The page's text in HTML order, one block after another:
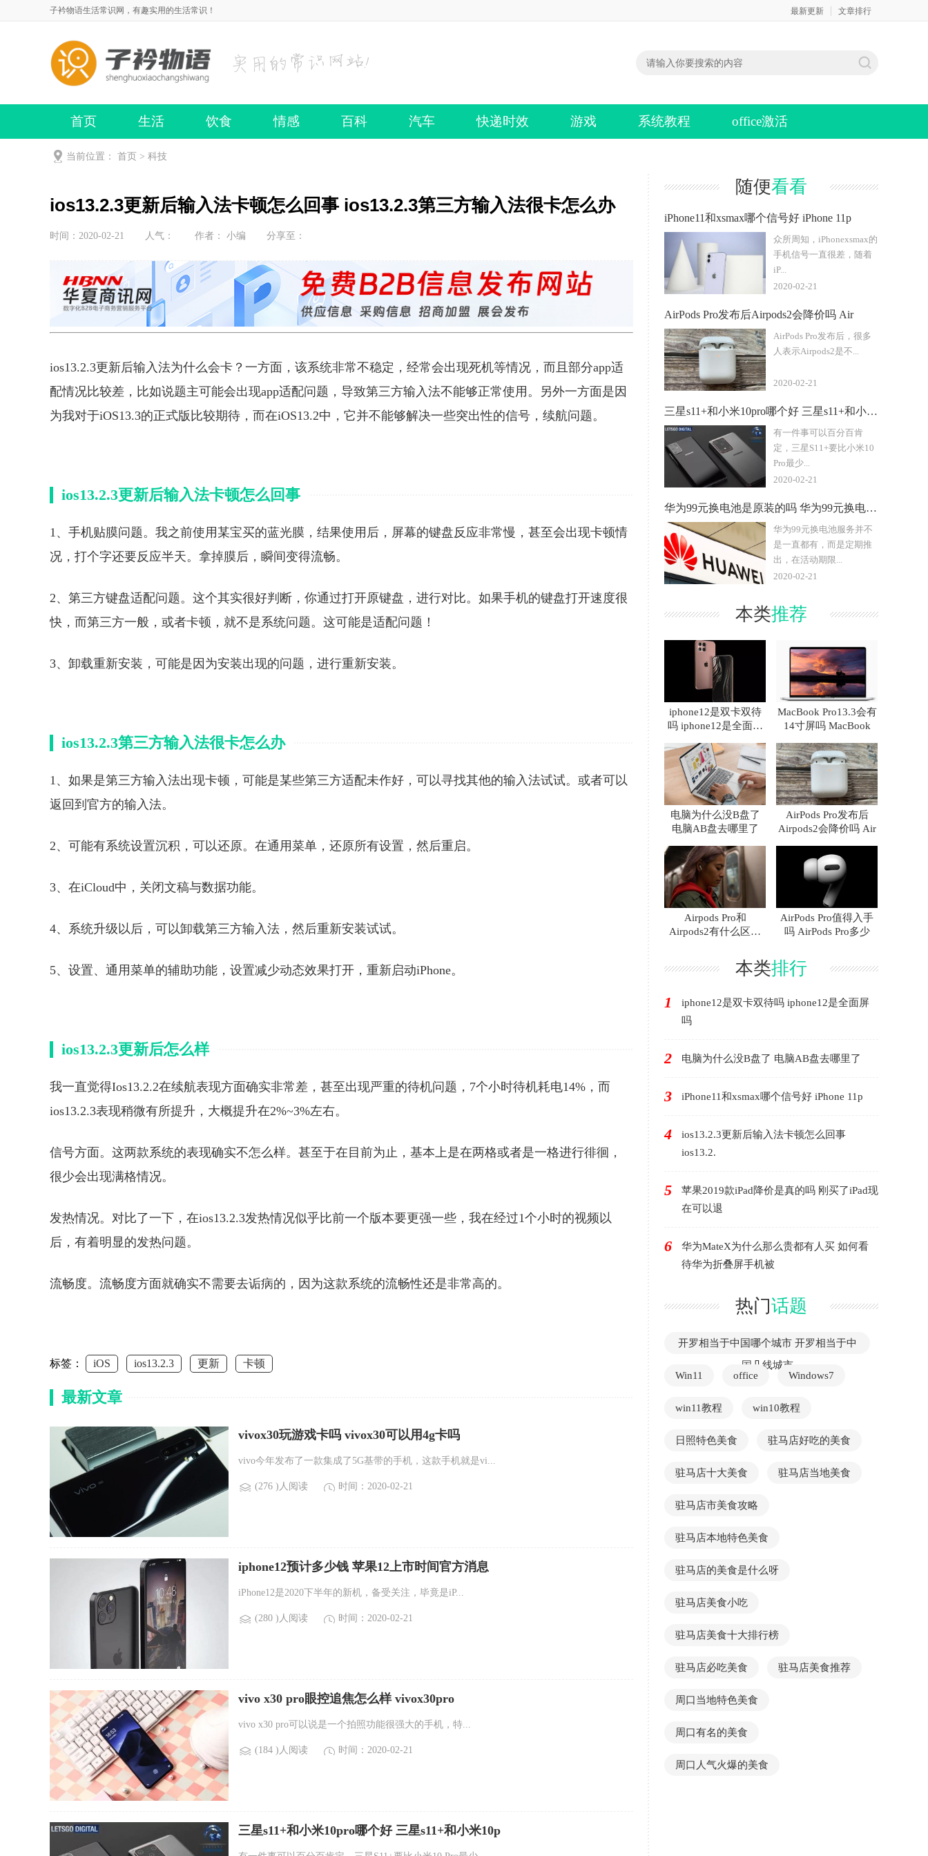
子衿物语生活常识网，有趣实用的生活常识！ 最新更新 文章排行
首页 生活 饮食 情感 百科 汽车 快递时效 游戏 系统教程 office激活
当前位置： 首页 > 科技
ios13.2.3更新后输入法卡顿怎么回事 ios13.2.3第三方输入法很卡怎么办
时间：2020-02-21 人气： 作者： 小编 分享至：
ios13.2.3更新后输入法为什么会卡？一方面，该系统非常不稳定，经常会出现死机等情况，而且部分app适
配情况比较差，比如说题主可能会出现app适配问题，导致第三方输入法不能够正常使用。另外一方面是因
为我对于iOS13.3的正式版比较期待，而在iOS13.2中，它并不能够解决一些突出性的信号，续航问题。
ios13.2.3更新后输入法卡顿怎么回事
1、手机贴膜问题。我之前使用某宝买的蓝光膜，结果使用后，屏幕的键盘反应非常慢，甚至会出现卡顿情
况，打个字还要反应半天。拿掉膜后，瞬间变得流畅。
2、第三方键盘适配问题。这个其实很好判断，你通过打开原键盘，进行对比。如果手机的键盘打开速度很
快，而第三方一般，或者卡顿，就不是系统问题。这可能是适配问题！
3、卸载重新安装，可能是因为安装出现的问题，进行重新安装。
ios13.2.3第三方输入法很卡怎么办
1、如果是第三方输入法出现卡顿，可能是某些第三方适配未作好，可以寻找其他的输入法试试。或者可以
返回到官方的输入法。
2、可能有系统设置沉积，可以还原。在通用菜单，还原所有设置，然后重启。
3、在iCloud中，关闭文稿与数据功能。
4、系统升级以后，可以卸载第三方输入法，然后重新安装试试。
5、设置、通用菜单的辅助功能，设置减少动态效果打开，重新启动iPhone。
ios13.2.3更新后怎么样
我一直觉得Ios13.2.2在续航表现方面确实非常差，甚至出现严重的待机问题，7个小时待机耗电14%，而
ios13.2.3表现稍微有所提升，大概提升在2%~3%左右。
信号方面。这两款系统的表现确实不怎么样。甚至于在目前为止，基本上是在两格或者是一格进行徘徊，
很少会出现满格情况。
发热情况。对比了一下，在ios13.2.3发热情况似乎比前一个版本要更强一些，我在经过1个小时的视频以
后，有着明显的发热问题。
流畅度。流畅度方面就确实不需要去诟病的，因为这款系统的流畅性还是非常高的。
标签： iOS ios13.2.3 更新 卡顿
最新文章
vivox30玩游戏卡吗 vivox30可以用4g卡吗
vivo今年发布了一款集成了5G基带的手机，这款手机就是vi...
(276 )人阅读 时间：2020-02-21
iphone12预计多少钱 苹果12上市时间官方消息
iPhone12是2020下半年的新机，备受关注，毕竟是iP...
(280 )人阅读 时间：2020-02-21
vivo x30 pro眼控追焦怎么样 vivox30pro
vivo x30 pro可以说是一个拍照功能很强大的手机，特...
(184 )人阅读 时间：2020-02-21
三星s11+和小米10pro哪个好 三星s11+和小米10p
随便看看
iPhone11和xsmax哪个信号好 iPhone 11p
众所周知，iPhonexsmax的
手机信号一直很差，随着
iP...
2020-02-21
AirPods Pro发布后Airpods2会降价吗 Air
AirPods Pro发布后，很多
人表示Airpods2是不...
2020-02-21
三星s11+和小米10pro哪个好 三星s11+和小米10p
有一件事可以百分百肯
定，三星S11+要比小米10
Pro最少...
2020-02-21
华为99元换电池是原装的吗 华为99元换电池还需要手续费吗
华为99元换电池服务并不
是一直都有，而是定期推
出，在活动期限...
2020-02-21
本类推荐
iphone12是双卡双待
吗 iphone12是全面屏
MacBook Pro13.3会有
14寸屏吗 MacBook
电脑为什么没B盘了
电脑AB盘去哪里了
AirPods Pro发布后
Airpods2会降价吗 Air
Airpods Pro和
Airpods2有什么区别
AirPods Pro值得入手
吗 AirPods Pro多少
本类排行
1
iphone12是双卡双待吗 iphone12是全面屏
吗
2 电脑为什么没B盘了 电脑AB盘去哪里了
3 iPhone11和xsmax哪个信号好 iPhone 11p
4
ios13.2.3更新后输入法卡顿怎么回事
ios13.2.
5
苹果2019款iPad降价是真的吗 刚买了iPad现
在可以退
6
华为MateX为什么那么贵都有人买 如何看
待华为折叠屏手机被
热门话题
开罗相当于中国哪个城市 开罗相当于中
国几线城市
Win11
office Windows7
win11教程 win10教程
日照特色美食 驻马店好吃的美食
驻马店十大美食 驻马店当地美食
驻马店市美食攻略
驻马店本地特色美食
驻马店的美食是什么呀
驻马店美食小吃
驻马店美食十大排行榜
驻马店必吃美食 驻马店美食推荐
周口当地特色美食
周口有名的美食
周口人气火爆的美食